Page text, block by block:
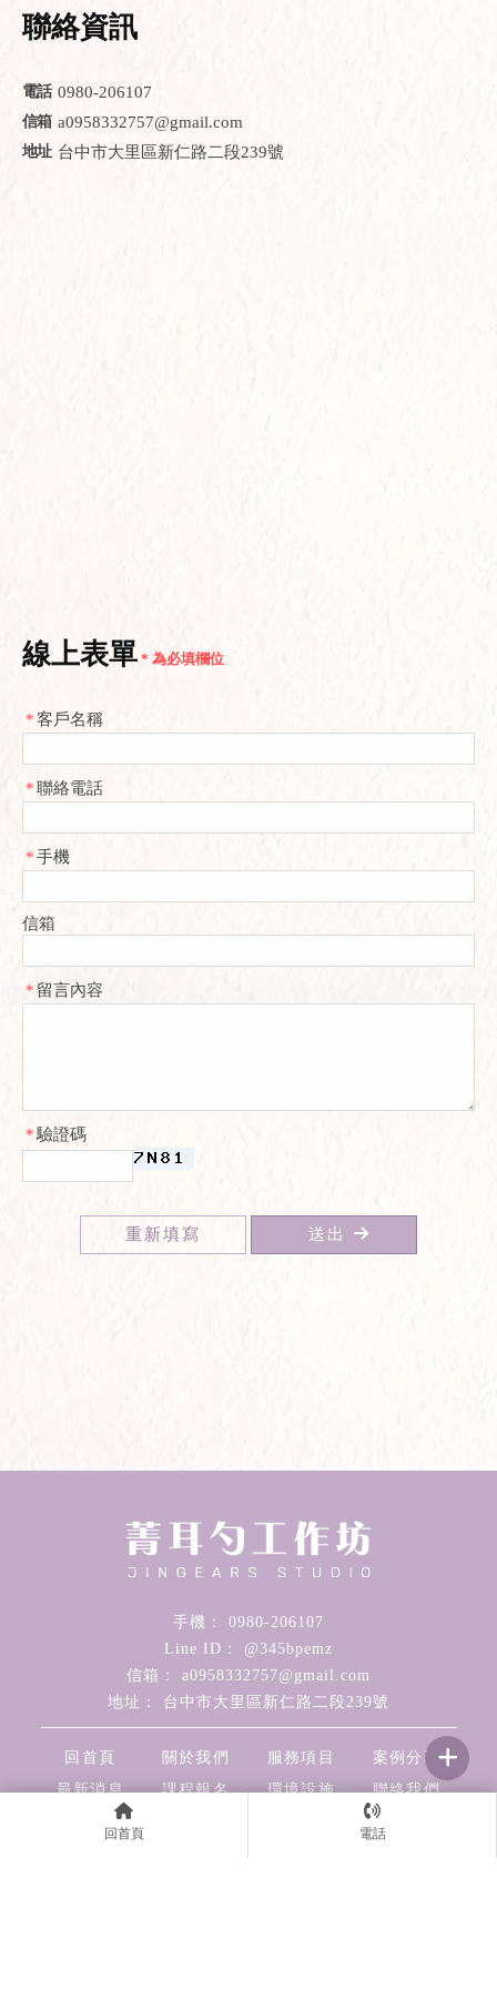
聯絡資訊
0980-206107
a0958332757@gmail.com
台中市大里區新仁路二段239號
線上表單 * 為必填欄位
*客戶名稱
*聯絡電話
*手機
信箱
* 留言內容
*驗證碼
回首頁 電話
@345bpemz
0980-206107
a0958332757@gmail.com
台中市大里區新仁路二段239號
回首頁 關於我們 服務項目
案例分享
最新消息
課程報名 環境設施 聯絡我們
台中按摩 大里按摩 大里全身指壓
台中牛角撥經